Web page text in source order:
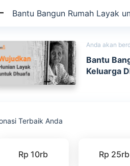
Bantu Bangun Rumah Layak
Anda akan
Bantu
Keluarga
Terbaik Anda
Rp 10rb Rp 25rb